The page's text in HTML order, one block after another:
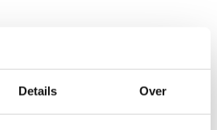
Details Over
snelspanner klem van
het geribbelde knopje zo strak